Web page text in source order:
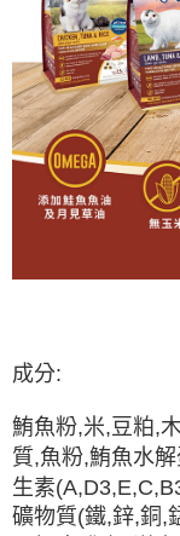
成分:
鮪魚粉,米,豆粕,
質,魚粉,鮪魚水
生素
礦物質(鐵,鋅,銅,